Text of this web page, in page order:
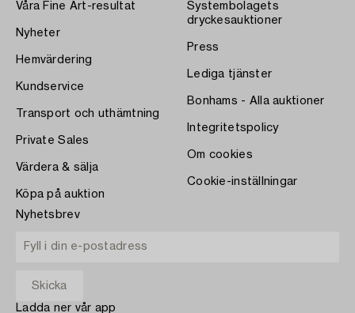
Våra Fine Art-resultat
Nyheter
Hemvärdering
Kundservice
Transport och uthämtning
Private Sales
Värdera & sälja
Köpa på auktion
Systembolagets
dryckesauktioner
Press
Lediga tjänster
Bonhams - Alla auktioner
Integritetspolicy
Om cookies
Cookie-inställningar
Nyhetsbrev
Ladda ner vår app